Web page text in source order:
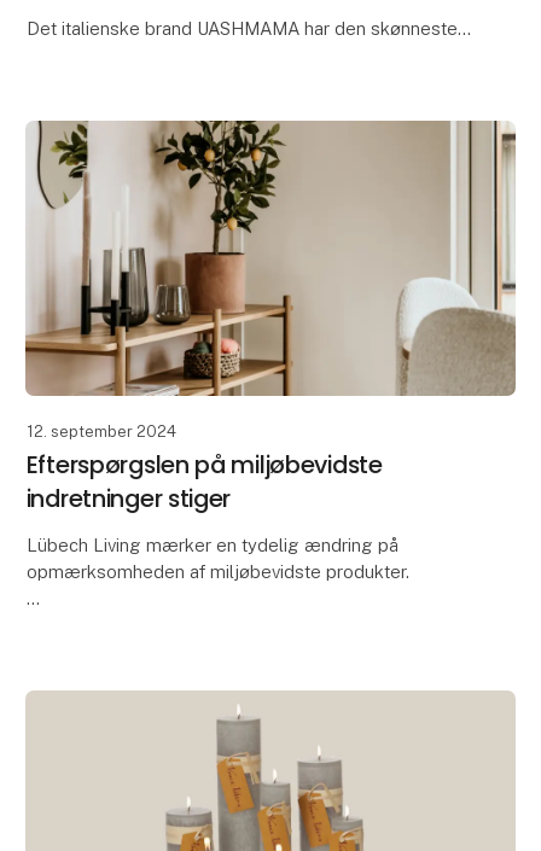
Det italienske brand UASHMAMA har den skønneste
12. september 2024
Efterspørgslen på miljøbevidste
indretninger stiger
Lübech Living mærker en tydelig ændring på
opmærksomheden af miljøbevidste produkter.